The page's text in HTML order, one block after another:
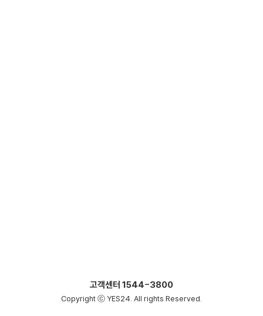
고객센터 1544-3800
Copyright ⓒ YES24. All rights Reserved.